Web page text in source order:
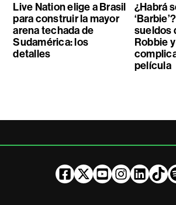
Live Nation elige a Brasil
para construir la mayor
arena techada de
Sudamérica: los
detalles
¿Habrá
sueldos
Robbie
película